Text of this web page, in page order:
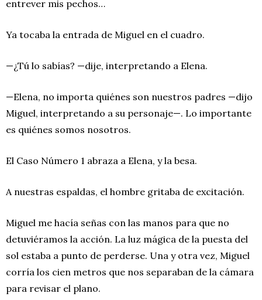
entrever mis pechos…
Ya tocaba la entrada de Miguel en el cuadro.
—¿Tú lo sabías? —dije, interpretando a Elena.
—Elena, no importa quiénes son nuestros padres —dijo
Miguel, interpretando a su personaje—. Lo importante
es quiénes somos nosotros.
El Caso Número 1 abraza a Elena, y la besa.
A nuestras espaldas, el hombre gritaba de excitación.
Miguel me hacía señas con las manos para que no
detuviéramos la acción. La luz mágica de la puesta del
sol estaba a punto de perderse. Una y otra vez, Miguel
corría los cien metros que nos separaban de la cámara
para revisar el plano.